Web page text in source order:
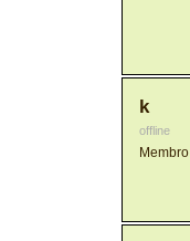
k
offline
Membro